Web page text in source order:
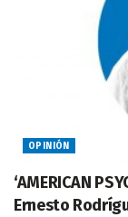
OPINIÓN
‘AMERICAN
Ernesto